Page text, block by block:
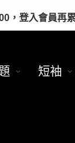
，登入會員再
短袖